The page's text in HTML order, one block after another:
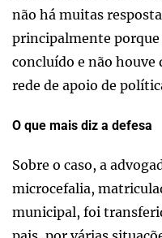
não há muitas
principalmente
concluído e não
rede de apoio de
O que mais diz a defesa
Sobre o caso, a
microcefalia,
municipal, foi